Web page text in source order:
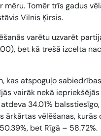
Tomēr trīs gadus
Vilnis Ķirsis.
varētu uzvarēt
), bet kā trešā izcelta
atspoguļo
vairāk nekā iepriekšējās
34.01%
vēlēšanas, kurās
bet Rīgā – 58.72%.